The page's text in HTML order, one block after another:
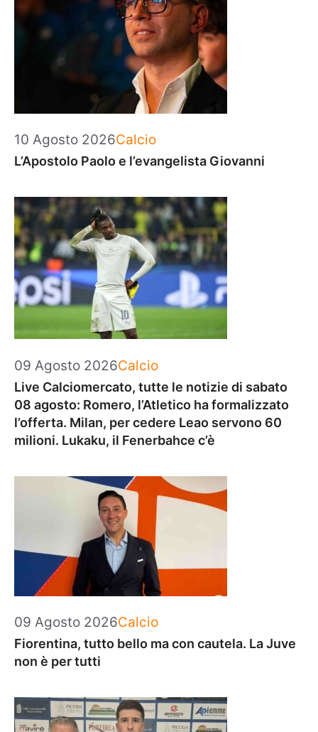
10 Agosto 2026Categorie
Calcio
L’Apostolo Paolo e l’evangelista Giovanni
09 Agosto 2026Categorie
Calcio
Live Calciomercato, tutte le notizie di sabato
08 agosto: Romero, l’Atletico ha formalizzato
l’offerta. Milan, per cedere Leao servono 60
milioni. Lukaku, il Fenerbahce c’è
09 Agosto 2026Categorie
Calcio
Fiorentina, tutto bello ma con cautela. La Juve
non è per tutti